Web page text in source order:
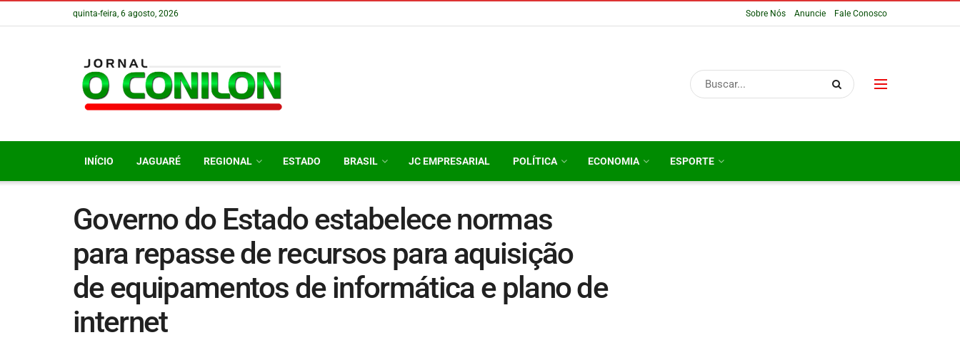
quinta-feira, 6 agosto, 2026 Sobre Nós Anuncie Fale Conosco
INÍCIO JAGUARÉ REGIONAL ESTADO BRASIL JC EMPRESARIAL POLÍTICA ECONOMIA ESPORTE
Governo do Estado estabelece normas
para repasse de recursos para aquisição
de equipamentos de informática e plano de
internet